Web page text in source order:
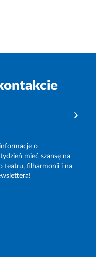
o
mieć szansę na
teatru, filharmonii i na